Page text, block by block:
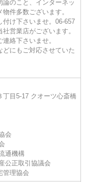
のこと、インターネッ
件多数ございます。
付け下さいませ。06-657
営業店がございます。
絡下さいませ。
にもご対応させていた
丁目5-17 クオーツ心斎橋
会
通機構
公正取引協議会
理協会